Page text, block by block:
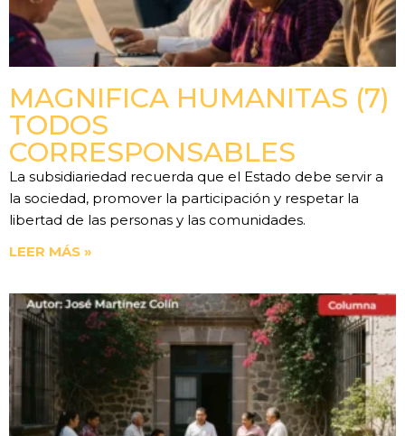
MAGNIFICA HUMANITAS (7)
TODOS
CORRESPONSABLES
La subsidiariedad recuerda que el Estado debe servir a
la sociedad, promover la participación y respetar la
libertad de las personas y las comunidades.
LEER MÁS »